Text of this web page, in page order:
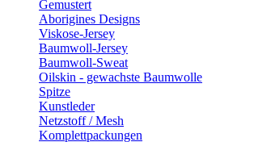
Gemustert
Aborigines Designs
Viskose-Jersey
Baumwoll-Jersey
Baumwoll-Sweat
Oilskin - gewachste Baumwolle
Spitze
Kunstleder
Netzstoff / Mesh
Komplettpackungen